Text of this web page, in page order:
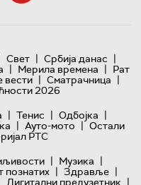
Свет | Србија данас |
| Мерила времена | Рат
вести | Сматрачница |
2026
| Тенис | Одбојка |
| Ауто-мото | Остали
РТС
| Музика |
познатих | Здравље |
Дигитални предузетник |